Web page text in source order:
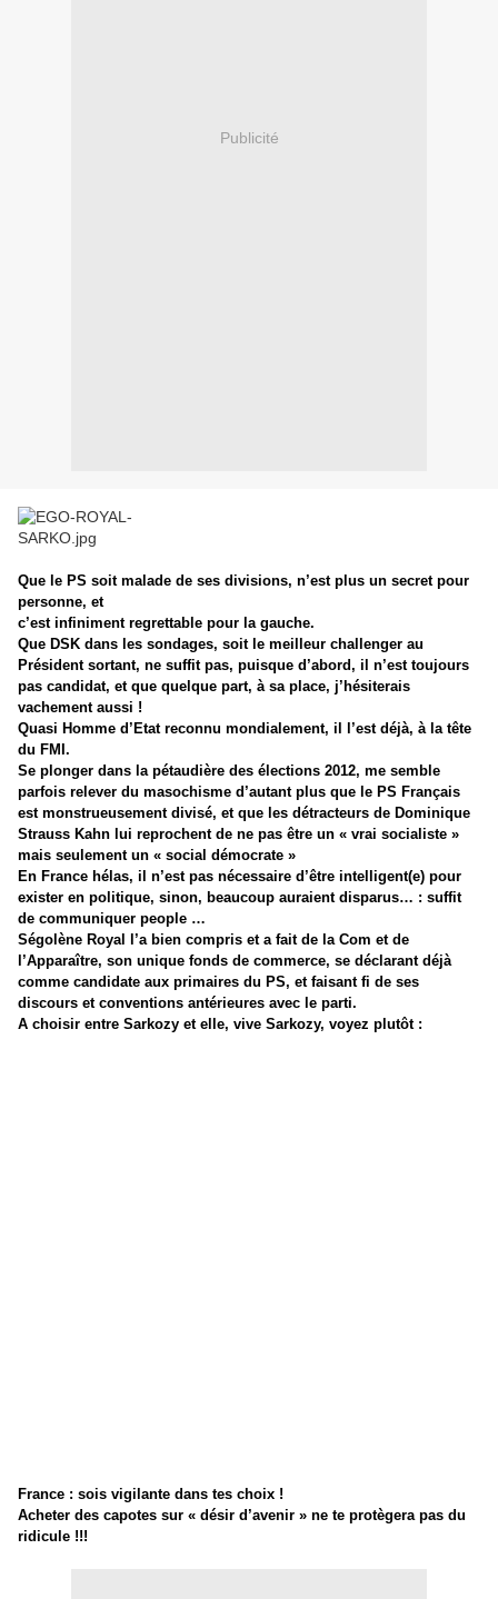
Publicité
Que le PS soit malade de ses divisions, n’est plus un secret pour
personne, et
c’est infiniment regrettable pour la gauche.
Que DSK dans les sondages, soit le meilleur challenger au
Président sortant, ne suffit pas, puisque d’abord, il n’est toujours
pas candidat, et que quelque part, à sa place, j’hésiterais
vachement aussi !
Quasi Homme d’Etat reconnu mondialement, il l’est déjà, à la tête
du FMI.
Se plonger dans la pétaudière des élections 2012, me semble
parfois relever du masochisme d’autant plus que le PS Français
est monstrueusement divisé, et que les détracteurs de Dominique
Strauss Kahn lui reprochent de ne pas être un « vrai socialiste »
mais seulement un « social démocrate »
En France hélas, il n’est pas nécessaire d’être intelligent(e) pour
exister en politique, sinon, beaucoup auraient disparus… : suffit
de communiquer people …
Ségolène Royal l’a bien compris et a fait de la Com et de
l’Apparaître, son unique fonds de commerce, se déclarant déjà
comme candidate aux primaires du PS, et faisant fi de ses
discours et conventions antérieures avec le parti.
A choisir entre Sarkozy et elle, vive Sarkozy, voyez plutôt :
France : sois vigilante dans tes choix !
Acheter des capotes sur « désir d’avenir » ne te protègera pas du
ridicule !!!